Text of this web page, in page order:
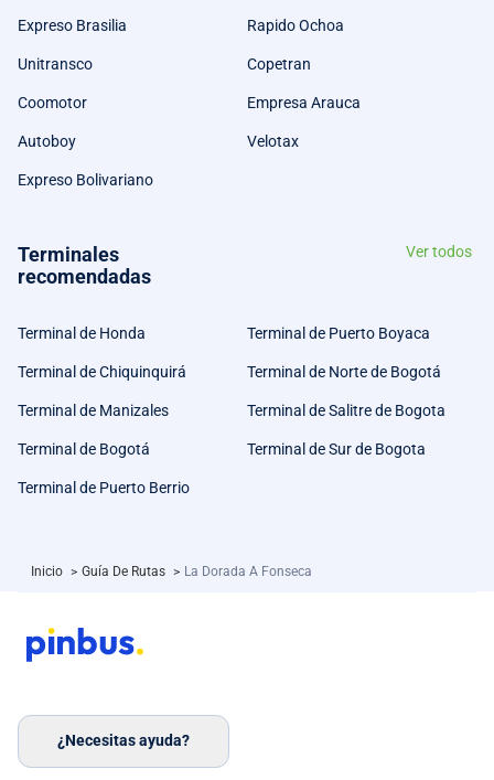
Expreso Brasilia Rapido Ochoa
Unitransco Copetran
Coomotor Empresa Arauca
Autoboy Velotax
Expreso Bolivariano
Terminales
recomendadas
Ver todos
Terminal de Honda Terminal de Puerto Boyaca
Terminal de Chiquinquirá Terminal de Norte de Bogotá
Terminal de Manizales Terminal de Salitre de Bogota
Terminal de Bogotá Terminal de Sur de Bogota
Terminal de Puerto Berrio
Inicio > Guía De Rutas > La Dorada A Fonseca
¿Necesitas ayuda?